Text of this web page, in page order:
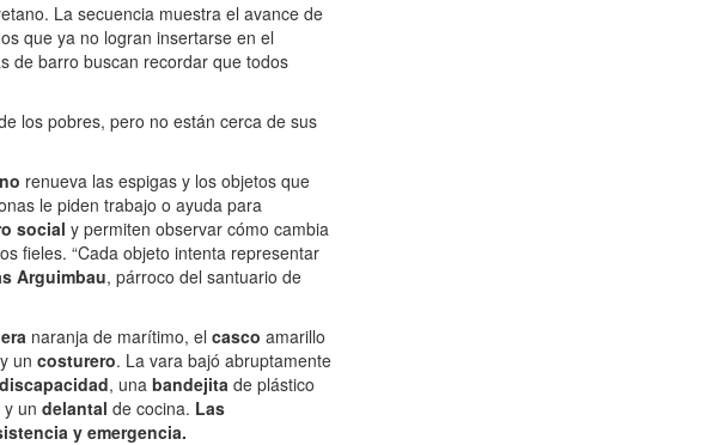
La secuencia muestra el avance de
que ya no logran insertarse en el
de barro buscan recordar que todos
los pobres, pero no están cerca de sus
renueva las espigas y los objetos que
le piden trabajo o ayuda para
social y permiten observar cómo cambia
fieles. “Cada objeto intenta representar
Arguimbau, párroco del santuario de
naranja de marítimo, el casco amarillo
y un costurero. La vara bajó abruptamente
, una bandejita de plástico
y un delantal de cocina. Las
y emergencia.